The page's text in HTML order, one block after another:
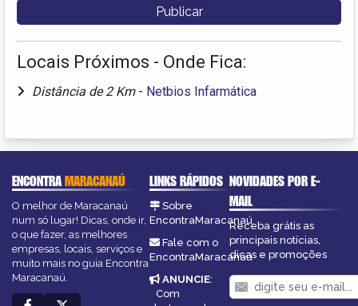
Locais Próximos - Onde Fica:
Distância de 2 Km - Netbios Infarmática
ENCONTRAMARACANAÚ
O melhor de Maracanaú
num só lugar! Dicas, onde ir,
o que fazer, as melhores
empresas, locais, serviços e
muito mais no guia Encontra
Maracanaú.
LINKS RÁPIDOS
Sobre
EncontraMaracanaú
Fale com o
EncontraMaracanaú
ANUNCIE:
Com
NOVIDADES POR E-
MAIL
Receba grátis as
principais notícias,
dicas e promoções